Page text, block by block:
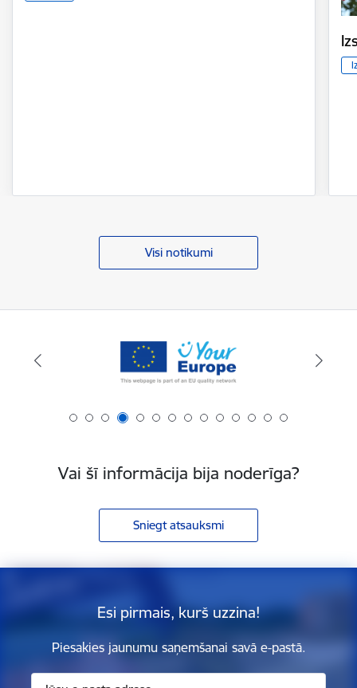
Visi notikumi
Vai šī informācija bija noderīga?
Sniegt atsauksmi
Esi pirmais, kurš uzzina!
Piesakies jaunumu saņemšanai savā e-pastā.